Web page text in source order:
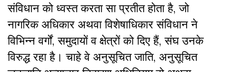
संविधान को ध्वस्त करता सा प्रतीत होता है, जो
नागरिक अधिकार अथवा विशेषाधिकार संविधान ने
विभिन्न वर्गों, समुदायों व क्षेत्रों को दिए हैं, संघ उनके
विरुद्ध रहा है। चाहे वे अनुसूचित जाति, अनुसूचित